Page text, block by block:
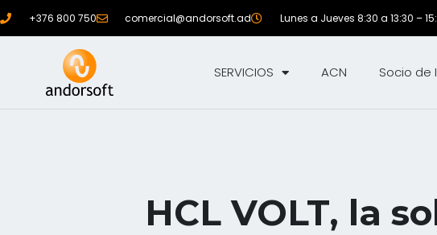
+376 800 750 comercial@andorsoft.ad Lunes a Jueves 8:30 a 13:30 –
SERVICIOS ACN Socio de
HCL VOLT, la